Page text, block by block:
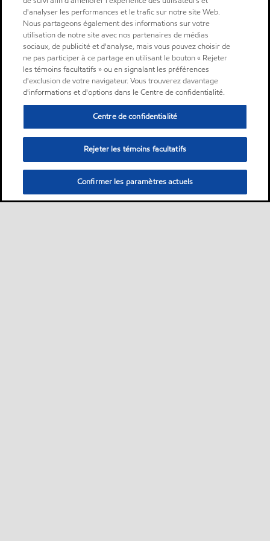
d'analyser les performances et le trafic sur notre site Web.
Nous partageons également des informations sur votre
utilisation de notre site avec nos partenaires de médias
sociaux, de publicité et d'analyse, mais vous pouvez choisir de
ne pas participer à ce partage en utilisant le bouton « Rejeter
les témoins facultatifs » ou en signalant les préférences
d'exclusion de votre navigateur. Vous trouverez davantage
d'informations et d'options dans le Centre de confidentialité.
Centre de confidentialité
Rejeter les témoins facultatifs
Confirmer les paramètres actuels